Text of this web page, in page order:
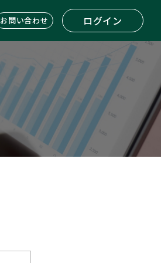
お問い合わせ ログイン